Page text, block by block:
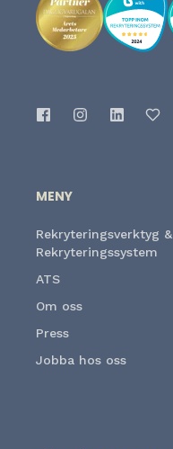
MENY
Rekryteringsverktyg &
Rekryteringssystem
ATS
Om oss
Press
Jobba hos oss